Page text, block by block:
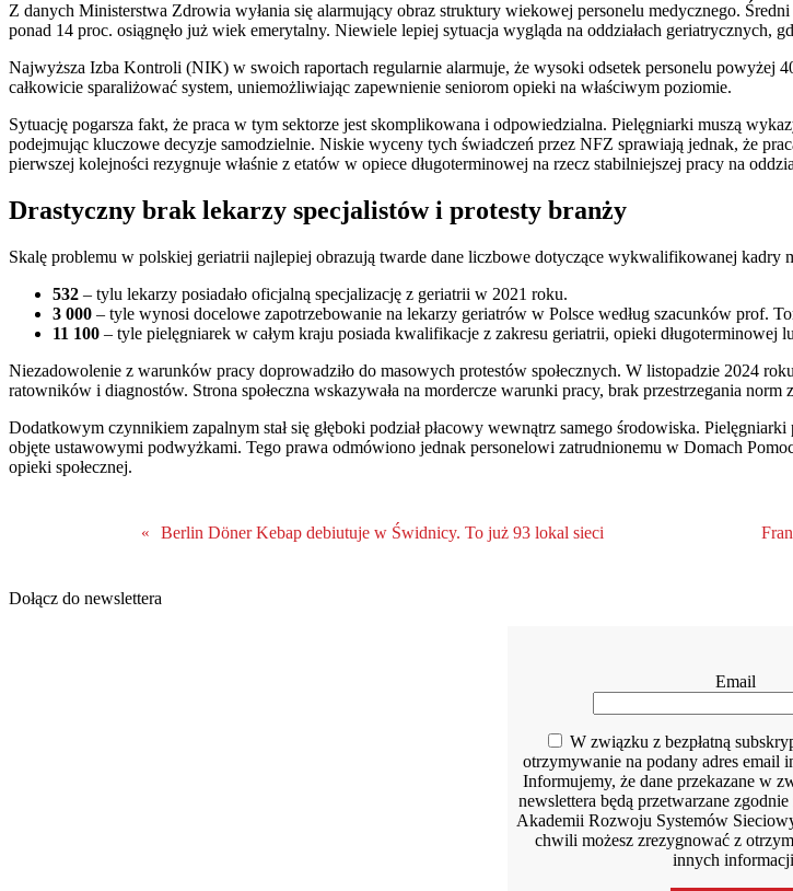
Z danych Ministerstwa Zdrowia wyłania się alarmujący obraz struktury wiekowej personelu medycznego.
ponad 14 proc. osiągnęło już wiek emerytalny. Niewiele lepiej sytuacja wygląda na oddziałach geriatrycznych,
Najwyższa Izba Kontroli (NIK) w swoich raportach regularnie alarmuje, że wysoki odsetek personelu powyżej
całkowicie sparaliżować system, uniemożliwiając zapewnienie seniorom opieki na właściwym poziomie.
Sytuację pogarsza fakt, że praca w tym sektorze jest skomplikowana i odpowiedzialna. Pielęgniarki muszą
podejmując kluczowe decyzje samodzielnie. Niskie wyceny tych świadczeń przez NFZ sprawiają jednak, że
pierwszej kolejności rezygnuje właśnie z etatów w opiece długoterminowej na rzecz stabilniejszej pracy na
Drastyczny brak lekarzy specjalistów i protesty branży
Skalę problemu w polskiej geriatrii najlepiej obrazują twarde dane liczbowe dotyczące wykwalifikowanej kadry
532 – tylu lekarzy posiadało oficjalną specjalizację z geriatrii w 2021 roku.
3 000 – tyle wynosi docelowe zapotrzebowanie na lekarzy geriatrów w Polsce według szacunków prof.
11 100 – tyle pielęgniarek w całym kraju posiada kwalifikacje z zakresu geriatrii, opieki długoterminowej
Niezadowolenie z warunków pracy doprowadziło do masowych protestów społecznych. W listopadzie 2024
ratowników i diagnostów. Strona społeczna wskazywała na mordercze warunki pracy, brak przestrzegania
Dodatkowym czynnikiem zapalnym stał się głęboki podział płacowy wewnątrz samego środowiska.
objęte ustawowymi podwyżkami. Tego prawa odmówiono jednak personelowi zatrudnionemu w Domach
opieki społecznej.
« Berlin Döner Kebap debiutuje w Świdnicy. To już 93 lokal sieci
Dołącz do newslettera
Email
W związku z bezpłatną
otrzymywanie na podany adres email
Informujemy, że dane przekazane w
newslettera będą przetwarzane zgodnie
Akademii Rozwoju Systemów
chwili możesz zrezygnować z
innych